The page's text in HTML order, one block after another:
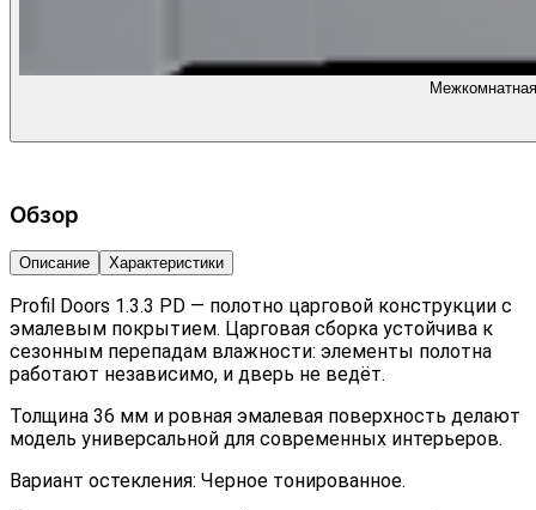
Обзор
Описание Характеристики
Profil Doors 1.3.3 PD — полотно царговой конструкции с
эмалевым покрытием. Царговая сборка устойчива к
сезонным перепадам влажности: элементы полотна
работают независимо, и дверь не ведёт.
Толщина 36 мм и ровная эмалевая поверхность делают
модель универсальной для современных интерьеров.
Вариант остекления: Черное тонированное.